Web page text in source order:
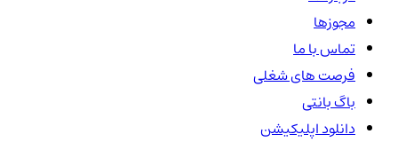
مجوزها
تماس با ما
فرصت های شغلی
باگ بانتی
دانلود اپلیکیشن